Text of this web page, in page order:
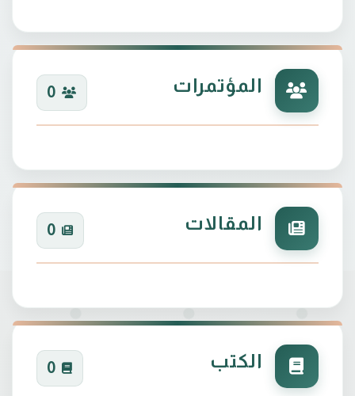
المؤتمرات 0
المقالات 0
الكتب 0